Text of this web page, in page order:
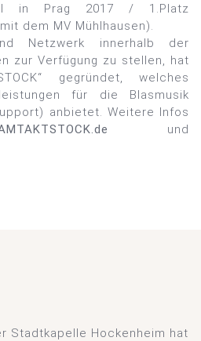
in Prag 2017 / 1.Platz
dem MV Mühlhausen).
Netzwerk innerhalb der
zur Verfügung zu stellen, hat
gegründet, welches
für die Blasmusik
anbietet. Weitere Infos
und
Stadtkapelle Hockenheim hat